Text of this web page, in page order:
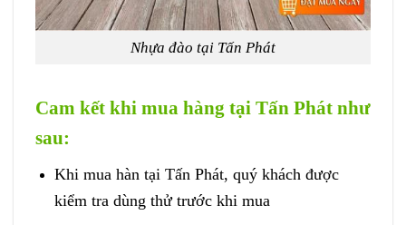
Nhựa đào tại Tấn Phát
Cam kết khi mua hàng tại Tấn Phát như
sau:
Khi mua hàn tại Tấn Phát, quý khách được
kiểm tra dùng thử trước khi mua